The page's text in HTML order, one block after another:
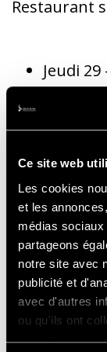
Ce site web
Les cookies
et les
médias
partageons
notre site avec
publicité et
avec d'autres
ou qu'ils ont
services.
Restaurant
Jeudi
Samedi
Shop
Jeudi